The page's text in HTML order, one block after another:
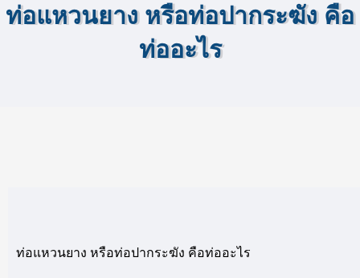
ท่อแหวนยาง หรือท่อปากระฆัง คือ
ท่ออะไร
ท่อแหวนยาง หรือท่อปากระฆัง คือท่ออะไร